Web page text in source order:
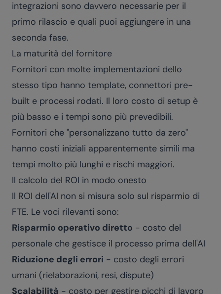
integrazioni sono davvero necessarie per il
primo rilascio e quali puoi aggiungere in una
seconda fase.
La maturità del fornitore
Fornitori con molte implementazioni dello
stesso tipo hanno template, connettori pre-
built e processi rodati. Il loro costo di setup è
più basso e i tempi sono più prevedibili.
Fornitori che "personalizzano tutto da zero"
hanno costi iniziali apparentemente simili ma
tempi molto più lunghi e rischi maggiori.
Il calcolo del ROI in modo onesto
Il ROI dell'AI non si misura solo sul risparmio di
FTE. Le voci rilevanti sono:
Risparmio operativo diretto - costo del
personale che gestisce il processo prima dell'AI
Riduzione degli errori - costo degli errori
umani (rielaborazioni, resi, dispute)
Scalabilità - costo per gestire picchi di lavoro